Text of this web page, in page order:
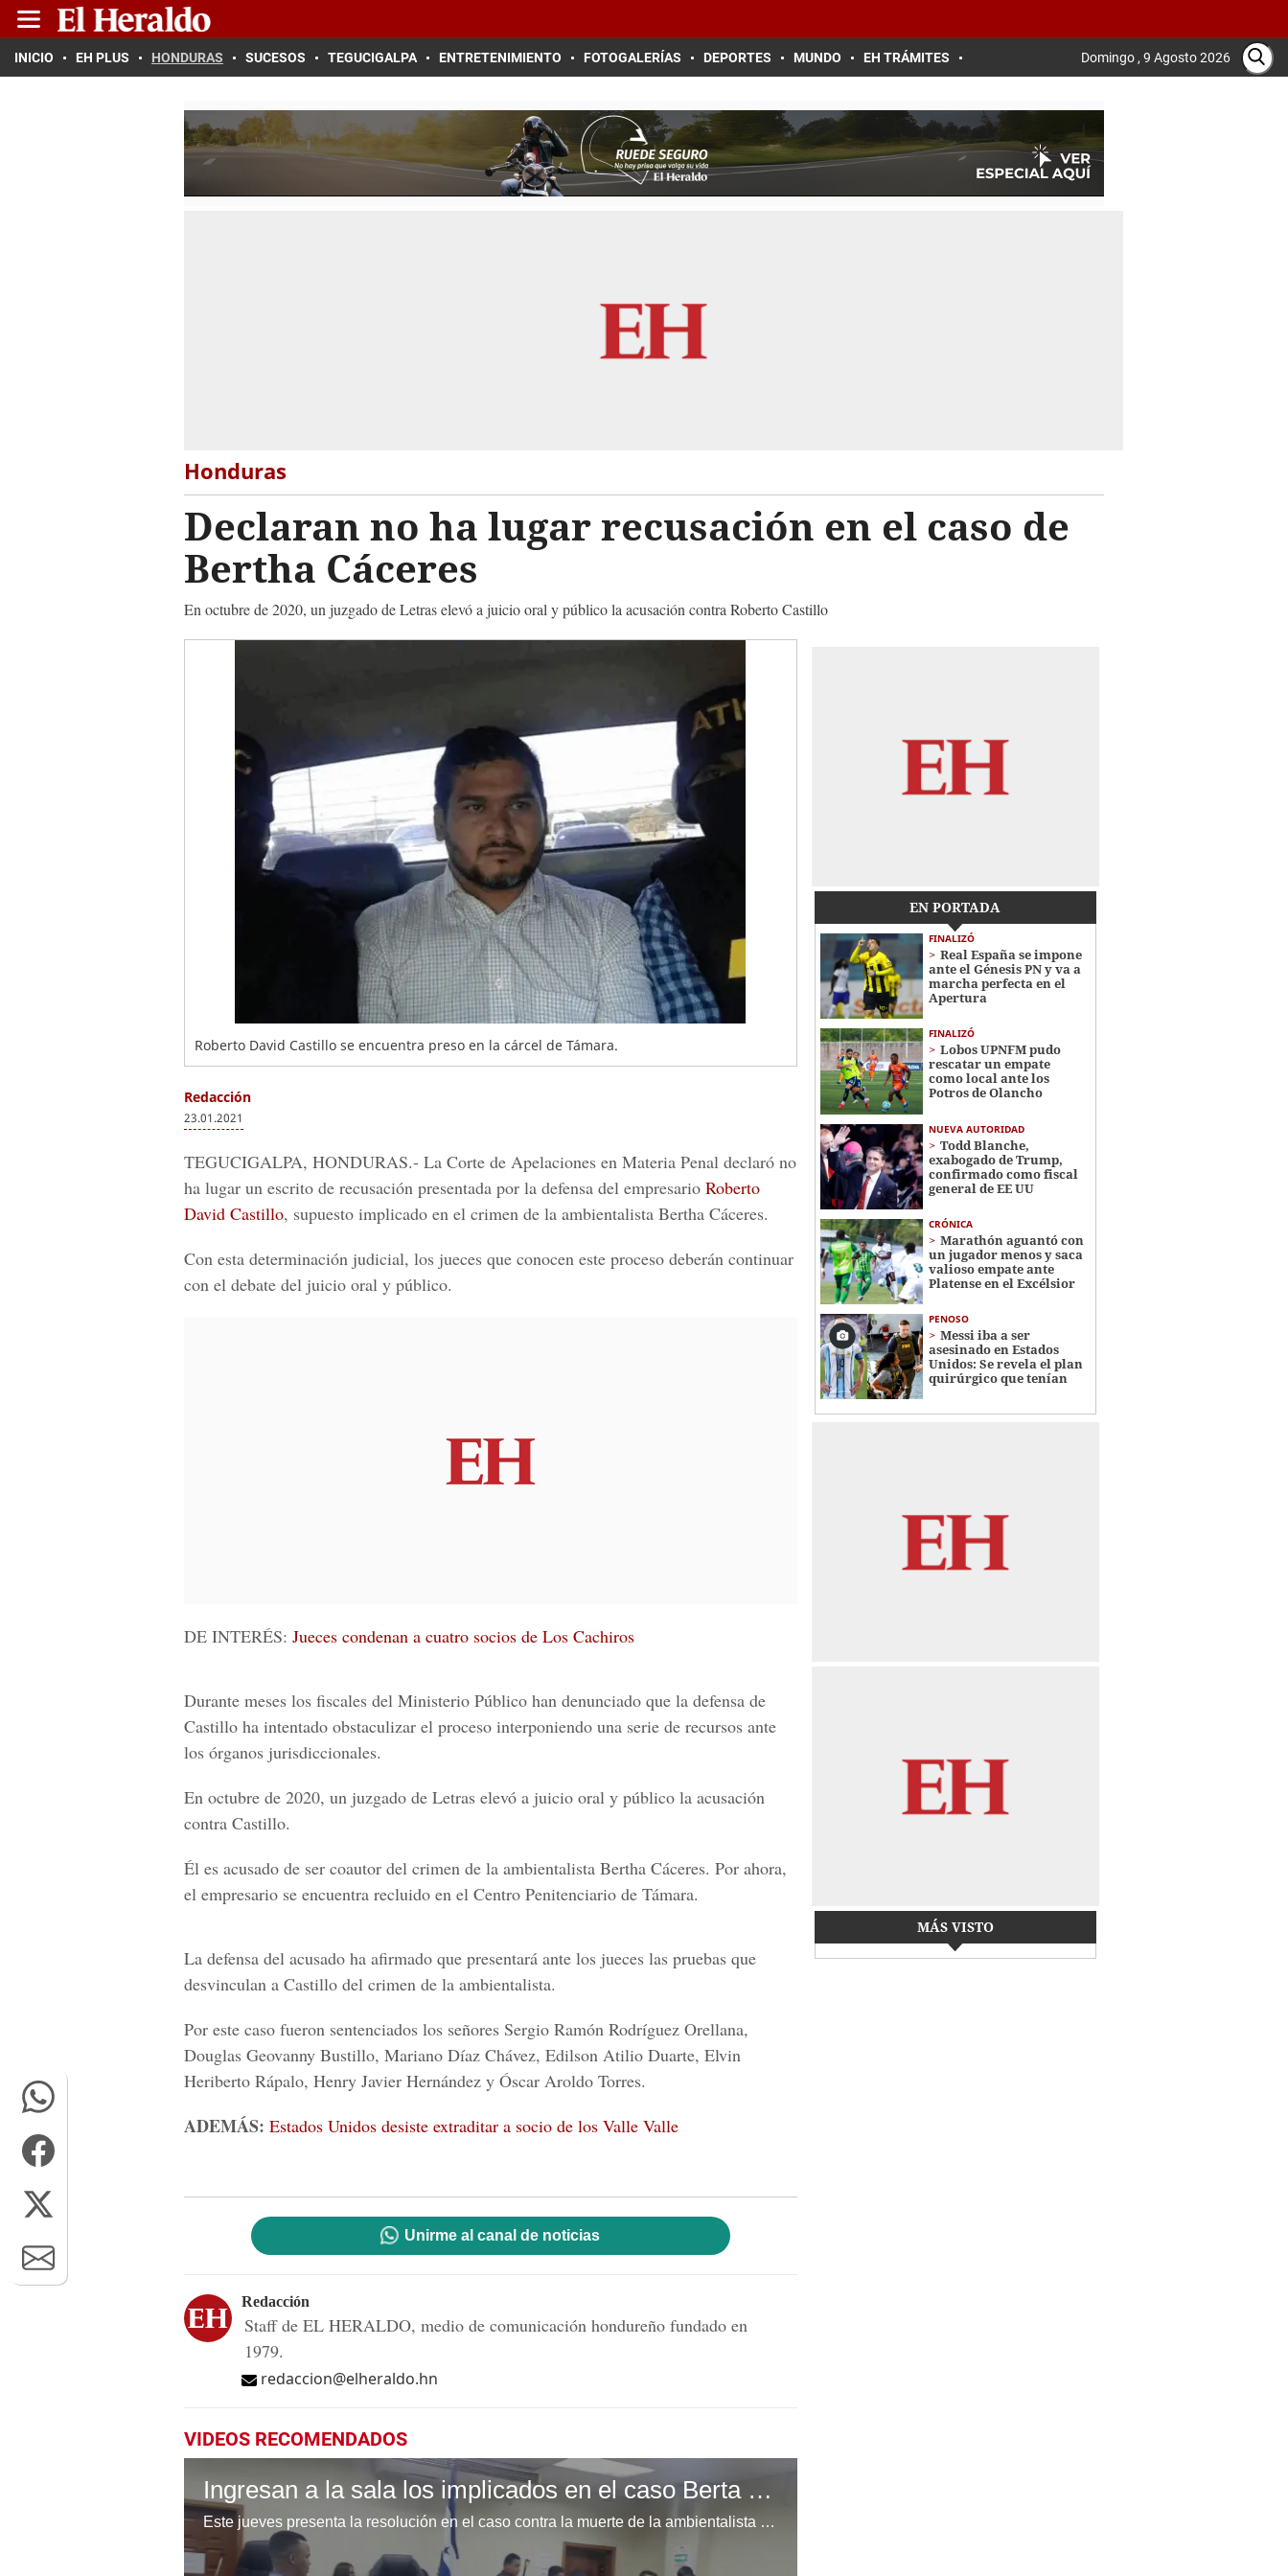
INICIO EH PLUS HONDURAS SUCESOS TEGUCIGALPA ENTRETENIMIENTO FOTOGALERÍAS DEPORTES MUNDO EH TRÁMITES Domingo , 9 Agosto 2026
Honduras
Declaran no ha lugar recusación en el caso de
Bertha Cáceres
En octubre de 2020, un juzgado de Letras elevó a juicio oral y público la acusación contra Roberto Castillo
Roberto David Castillo se encuentra preso en la cárcel de Támara.
Redacción
23.01.2021
TEGUCIGALPA, HONDURAS.- La Corte de Apelaciones en Materia Penal declaró no
ha lugar un escrito de recusación presentada por la defensa del empresario Roberto
David Castillo, supuesto implicado en el crimen de la ambientalista Bertha Cáceres.
Con esta determinación judicial, los jueces que conocen este proceso deberán continuar
con el debate del juicio oral y público.
DE INTERÉS: Jueces condenan a cuatro socios de Los Cachiros
Durante meses los fiscales del Ministerio Público han denunciado que la defensa de
Castillo ha intentado obstaculizar el proceso interponiendo una serie de recursos ante
los órganos jurisdiccionales.
En octubre de 2020, un juzgado de Letras elevó a juicio oral y público la acusación
contra Castillo.
Él es acusado de ser coautor del crimen de la ambientalista Bertha Cáceres. Por ahora,
el empresario se encuentra recluido en el Centro Penitenciario de Támara.
La defensa del acusado ha afirmado que presentará ante los jueces las pruebas que
desvinculan a Castillo del crimen de la ambientalista.
Por este caso fueron sentenciados los señores Sergio Ramón Rodríguez Orellana,
Douglas Geovanny Bustillo, Mariano Díaz Chávez, Edilson Atilio Duarte, Elvin
Heriberto Rápalo, Henry Javier Hernández y Óscar Aroldo Torres.
ADEMÁS: Estados Unidos desiste extraditar a socio de los Valle Valle
Unirme al canal de noticias
Redacción
Staff de EL HERALDO, medio de comunicación hondureño fundado en
1979.
redaccion@elheraldo.hn
VIDEOS RECOMENDADOS
Ingresan a la sala los implicados en el caso Berta Cáceres
Este jueves presenta la resolución en el caso contra la muerte de la ambientalista hondureña Berta Cáceres. Los implicados pueder ser declarados culpable o inocentes.
EN PORTADA
FINALIZÓ
Real España se impone
ante el Génesis PN y va a
marcha perfecta en el
Apertura
FINALIZÓ
Lobos UPNFM pudo
rescatar un empate
como local ante los
Potros de Olancho
NUEVA AUTORIDAD
Todd Blanche,
exabogado de Trump,
confirmado como fiscal
general de EE UU
CRÓNICA
Marathón aguantó con
un jugador menos y saca
valioso empate ante
Platense en el Excélsior
PENOSO
Messi iba a ser
asesinado en Estados
Unidos: Se revela el plan
quirúrgico que tenían
MÁS VISTO